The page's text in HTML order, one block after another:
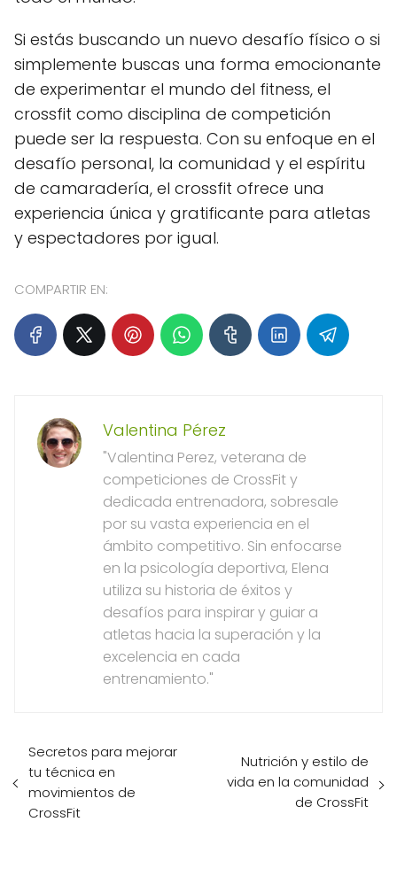
Si estás buscando un nuevo desafío físico o si
simplemente buscas una forma emocionante
de experimentar el mundo del fitness, el
crossfit como disciplina de competición
puede ser la respuesta. Con su enfoque en el
desafío personal, la comunidad y el espíritu
de camaradería, el crossfit ofrece una
experiencia única y gratificante para atletas
y espectadores por igual.
COMPARTIR EN:
Valentina Pérez
"Valentina Perez, veterana de
competiciones de CrossFit y
dedicada entrenadora, sobresale
por su vasta experiencia en el
ámbito competitivo. Sin enfocarse
en la psicología deportiva, Elena
utiliza su historia de éxitos y
desafíos para inspirar y guiar a
atletas hacia la superación y la
excelencia en cada
entrenamiento."
Secretos para mejorar
tu técnica en
movimientos de
CrossFit
Nutrición y estilo de
vida en la comunidad
de CrossFit